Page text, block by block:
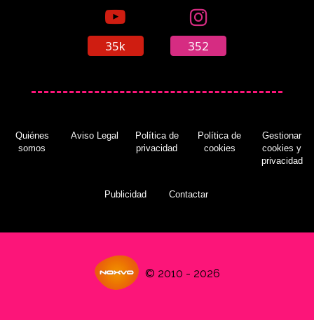
35k 352
Quiénes
somos
Aviso Legal
Política de
privacidad
Política de
cookies
Gestionar
cookies y
privacidad
Publicidad Contactar
© 2010 - 2026